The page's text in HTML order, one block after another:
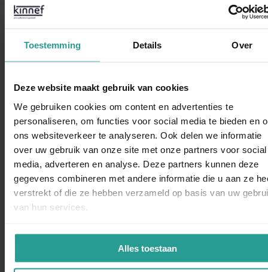
Toestemming Details Over
Deze website maakt gebruik van cookies
We gebruiken cookies om content en advertenties te
personaliseren, om functies voor social media te bieden en
ons websiteverkeer te analyseren. Ook delen we informatie
over uw gebruik van onze site met onze partners voor social
media, adverteren en analyse. Deze partners kunnen deze
gegevens combineren met andere informatie die u aan ze
verstrekt of die ze hebben verzameld op basis van uw
van hun services.
Alles toestaan
Binnen 1 werkdag antwoord
Dit zeggen opdrachtgevers over Kinnef
“Kinnef Plaagdiermanagement heeft bij ons op en adequate
manier de ongedierte bestrijding uitgevoerd. Wij zijn zeer
tevreden over de snelheid van handelen de grondige wijze
van bestrijden en de vlotte follow up. Dit bedrijf bevelen wij
LOCATIEDIRECTEUR KBS SINT VICTOR, APELDOORN